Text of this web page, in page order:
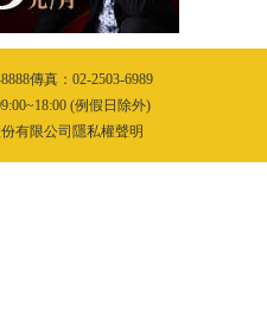
傳真：02-2503-6989
(例假日除外)
有限公司隱私權聲明